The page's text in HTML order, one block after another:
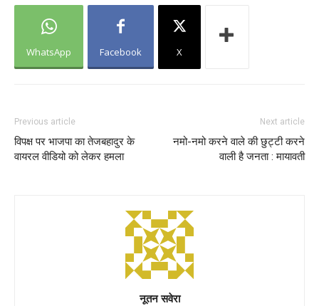
WhatsApp Facebook X
Previous article
विपक्ष पर भाजपा का तेजबहादुर के
वायरल वीडियो को लेकर हमला
Next article
नमो-नमो करने वाले की छुट्टी करने
वाली है जनता : मायावती
नूतन सवेरा